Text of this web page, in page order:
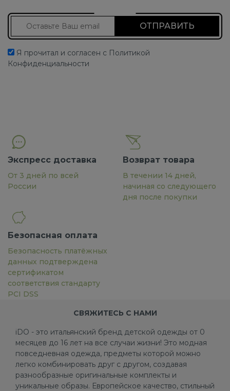
Я прочитал и согласен с Политикой
Конфиденциальности
Экспресс доставка
От 3 дней по всей
России
Возврат товара
В течении 14 дней,
начиная со следующего
дня после покупки
Безопасная оплата
Безопасность платёжных
данных подтверждена
сертификатом
соответствия стандарту
PCI DSS
СВЯЖИТЕСЬ С НАМИ
iDO - это итальянский бренд детской одежды от 0
месяцев до 16 лет на все случаи жизни! Это модная
повседневная одежда, предметы которой можно
легко комбинировать друг с другом, создавая
разнообразные оригинальные комплекты и
уникальные образы. Европейское качество, стильный